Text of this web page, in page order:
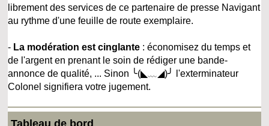
librement des services de ce partenaire de presse Navigant
au rythme d'une feuille de route exemplaire.
- La modération est cinglante : économisez du temps et
de l'argent en prenant le soin de rédiger une bande-
annonce de qualité, ... Sinon ╰(◣﹏◢)╯ l'exterminateur
Colonel signifiera votre jugement.
Tableau de bord